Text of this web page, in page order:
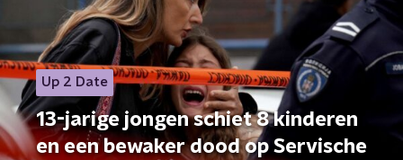
Up 2 Date
13-jarige jongen schiet 8 kinderen
en een bewaker dood op Servische